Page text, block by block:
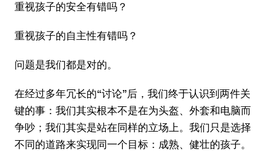
重视孩子的安全有错吗？
重视孩子的自主性有错吗？
问题是我们都是对的。
在经过多年冗长的“讨论”后，我们终于认识到两件关
键的事：我们其实根本不是在为头盔、外套和电脑而
争吵；我们其实是站在同样的立场上。我们只是选择
不同的道路来实现同一个目标：成熟、健壮的孩子。